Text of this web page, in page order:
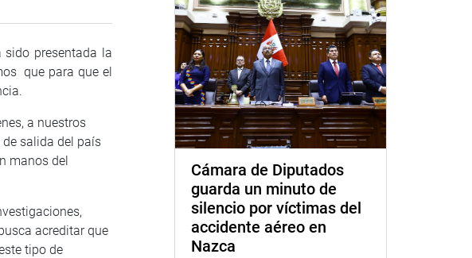
sido presentada la
que para que el
a nuestros
de salida del país
manos del
acreditar que
tipo de
Cámara de Diputados
guarda un minuto de
silencio por víctimas del
accidente aéreo en
Nazca